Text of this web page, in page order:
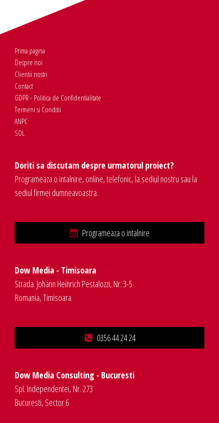
Prima pagina
Despre noi
Clientii nostri
Contact
GDPR - Politica de Confidentialitate
Termeni si Conditii
ANPC
SOL
Doriti sa discutam despre urmatorul proiect?
Programeaza o intalnire, online, telefonic, la sediul nostru sau la
sediul firmei dumneavoastra.
Programeaza o intalnire
Dow Media - Timisoara
Strada. Johann Heinrich Pestalozzi, Nr. 3-5
Romania, Timisoara
0356 44 24 24
Dow Media Consulting - Bucuresti
Spl. Independentei, Nr. 273
Bucuresti, Sector 6